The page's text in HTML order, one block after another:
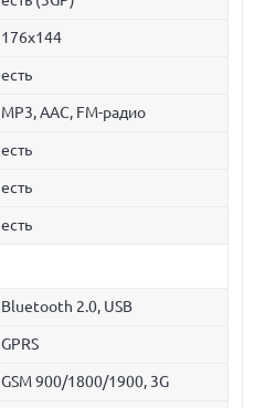
176x144
есть
MP3, AAC, FM-радио
есть
есть
есть
Bluetooth 2.0, USB
GPRS
GSM 900/1800/1900, 3G